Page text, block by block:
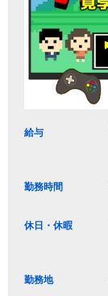
給与
勤務時間
休日・休暇
勤務地